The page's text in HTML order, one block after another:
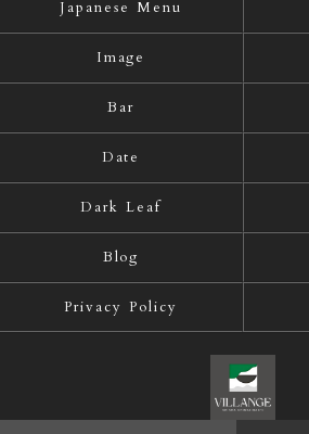
Japanese Menu
Image
Bar
Date
Dark Leaf
Blog
Privacy Policy